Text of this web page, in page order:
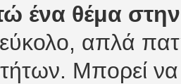
ένα θέμα
απλά
Μπορεί να